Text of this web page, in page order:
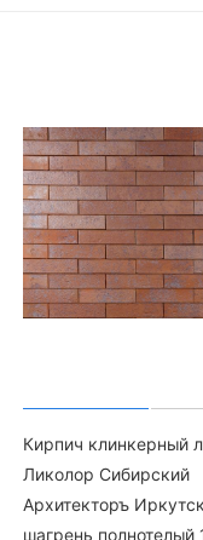
Кирпич клинкерный
Ликолор Сибирский
Архитекторъ
шагрень полнотелый